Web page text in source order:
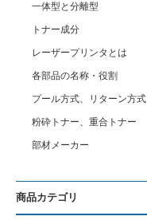
一体型と分離型
トナー成分
レーザープリンタとは
各部品の名称・役割
プール方式、リターン方式
粉砕トナー、重合トナー
部材メーカー
商品カテゴリ